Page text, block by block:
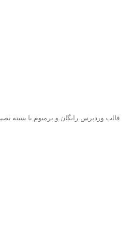
قالب وردپرس رایگان و پرمیوم با بسته